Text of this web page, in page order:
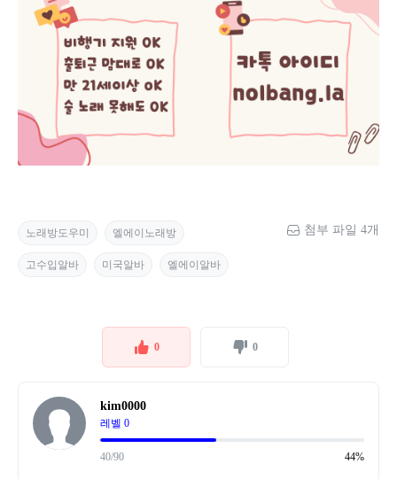
노래방도우미 엘에이노래방
고수입알바 미국알바 엘에이알바
첨부 파일 4개
0 0
kim0000
레벨 0
40/90 44%